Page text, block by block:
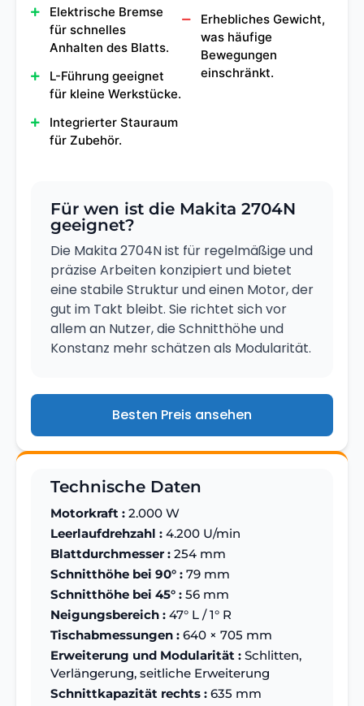
Elektrische Bremse
für schnelles
Anhalten des Blatts.
L-Führung geeignet
für kleine Werkstücke.
Integrierter Stauraum
für Zubehör.
Erhebliches Gewicht,
was häufige
Bewegungen
einschränkt.
Für wen ist die Makita 2704N
geeignet?
Die Makita 2704N ist für regelmäßige und
präzise Arbeiten konzipiert und bietet
eine stabile Struktur und einen Motor, der
gut im Takt bleibt. Sie richtet sich vor
allem an Nutzer, die Schnitthöhe und
Konstanz mehr schätzen als Modularität.
Besten Preis ansehen
Technische Daten
Motorkraft : 2.000 W
Leerlaufdrehzahl : 4.200 U/min
Blattdurchmesser : 254 mm
Schnitthöhe bei 90° : 79 mm
Schnitthöhe bei 45° : 56 mm
Neigungsbereich : 47° L / 1° R
Tischabmessungen : 640 × 705 mm
Erweiterung und Modularität : Schlitten,
Verlängerung, seitliche Erweiterung
Schnittkapazität rechts : 635 mm